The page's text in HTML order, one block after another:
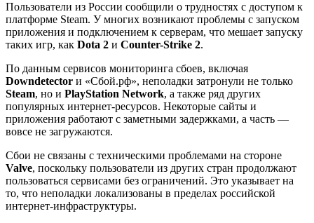
Пользователи из России сообщили о трудностях с доступом к
платформе Steam. У многих возникают проблемы с запуском
приложения и подключением к серверам, что мешает запуску
таких игр, как Dota 2 и Counter-Strike 2.
По данным сервисов мониторинга сбоев, включая
Downdetector и «Сбой.рф», неполадки затронули не только
Steam, но и PlayStation Network, а также ряд других
популярных интернет-ресурсов. Некоторые сайты и
приложения работают с заметными задержками, а часть —
вовсе не загружаются.
Сбои не связаны с техническими проблемами на стороне
Valve, поскольку пользователи из других стран продолжают
пользоваться сервисами без ограничений. Это указывает на
то, что неполадки локализованы в пределах российской
интернет-инфраструктуры.